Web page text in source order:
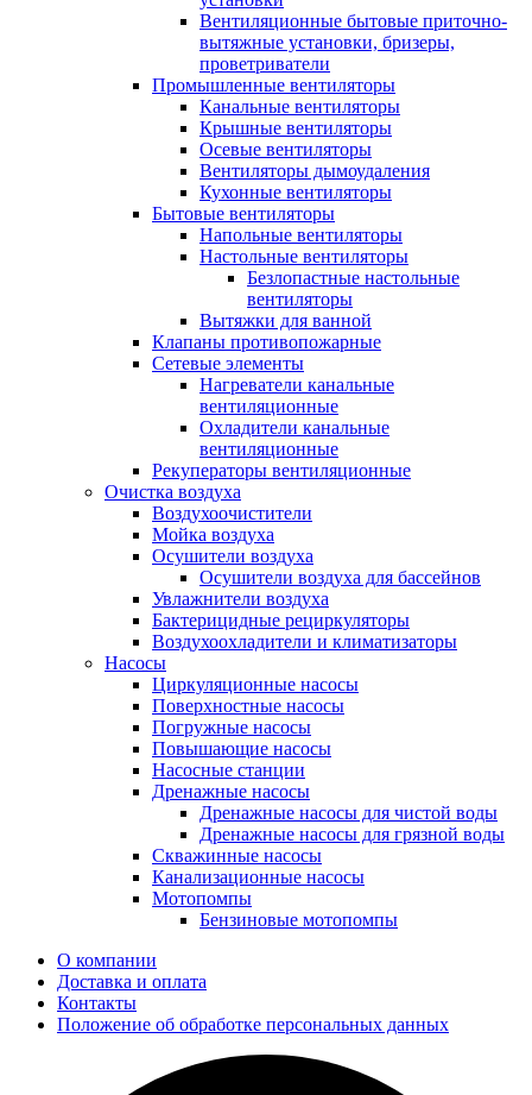
Вентиляционные бытовые приточно-
вытяжные установки, бризеры,
проветриватели
Промышленные вентиляторы
Канальные вентиляторы
Крышные вентиляторы
Осевые вентиляторы
Вентиляторы дымоудаления
Кухонные вентиляторы
Бытовые вентиляторы
Напольные вентиляторы
Настольные вентиляторы
Безлопастные настольные
вентиляторы
Вытяжки для ванной
Клапаны противопожарные
Сетевые элементы
Нагреватели канальные
вентиляционные
Охладители канальные
вентиляционные
Рекуператоры вентиляционные
Очистка воздуха
Воздухоочистители
Мойка воздуха
Осушители воздуха
Осушители воздуха для бассейнов
Увлажнители воздуха
Бактерицидные рециркуляторы
Воздухоохладители и климатизаторы
Насосы
Циркуляционные насосы
Поверхностные насосы
Погружные насосы
Повышающие насосы
Насосные станции
Дренажные насосы
Дренажные насосы для чистой воды
Дренажные насосы для грязной воды
Скважинные насосы
Канализационные насосы
Мотопомпы
Бензиновые мотопомпы
О компании
Доставка и оплата
Контакты
Положение об обработке персональных данных